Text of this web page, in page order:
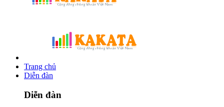
Trang chủ
Diễn đàn
Diễn đàn